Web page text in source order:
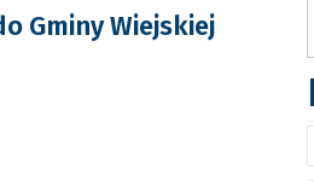
Gminy Wiejskiej